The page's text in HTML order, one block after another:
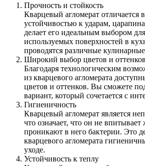
Прочность и стойкость
Кварцевый агломерат отличается
устойчивостью к ударам,
делает его идеальным выбором
используемых поверхностей в
проводятся различные
Широкий выбор цветов и оттенков
Благодаря технологическим
из кварцевого агломерата
цветов и оттенков. Вы сможете
вариант, который сочетается с
Гигиеничность
Кварцевый агломерат является
что означает, что он не
проникают в него бактерии. Это
кварцевого агломерата
уходе.
Устойчивость к теплу